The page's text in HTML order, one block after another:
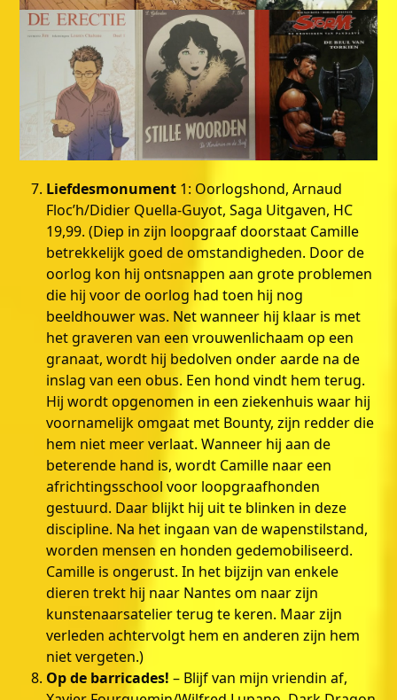
Liefdesmonument 1: Oorlogshond, Arnaud
Floc’h/Didier Quella-Guyot, Saga Uitgaven, HC
19,99. (Diep in zijn loopgraaf doorstaat Camille
betrekkelijk goed de omstandigheden. Door de
oorlog kon hij ontsnappen aan grote problemen
die hij voor de oorlog had toen hij nog
beeldhouwer was. Net wanneer hij klaar is met
het graveren van een vrouwenlichaam op een
granaat, wordt hij bedolven onder aarde na de
inslag van een obus. Een hond vindt hem terug.
Hij wordt opgenomen in een ziekenhuis waar hij
voornamelijk omgaat met Bounty, zijn redder die
hem niet meer verlaat. Wanneer hij aan de
beterende hand is, wordt Camille naar een
africhtingsschool voor loopgraafhonden
gestuurd. Daar blijkt hij uit te blinken in deze
discipline. Na het ingaan van de wapenstilstand,
worden mensen en honden gedemobiliseerd.
Camille is ongerust. In het bijzijn van enkele
dieren trekt hij naar Nantes om naar zijn
kunstenaarsatelier terug te keren. Maar zijn
verleden achtervolgt hem en anderen zijn hem
niet vergeten.)
Op de barricades! – Blijf van mijn vriendin af,